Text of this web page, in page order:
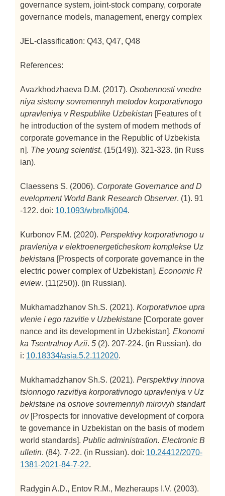
governance system, joint-stock company, corporate
governance models, management, energy complex
JEL-classification: Q43, Q47, Q48
References:
Avazkhodzhaeva D.M. (2017). Osobennosti vnedre
niya sistemy sovremennyh metodov korporativnogo
upravleniya v Respublike Uzbekistan [Features of t
he introduction of the system of modern methods of
corporate governance in the Republic of Uzbekista
n]. The young scientist. (15(149)). 321-323. (in Russ
ian).
Claessens S. (2006). Corporate Governance and D
evelopment World Bank Research Observer. (1). 91
-122. doi: 10.1093/wbro/lkj004.
Kurbonov F.M. (2020). Perspektivy korporativnogo u
pravleniya v elektroenergeticheskom komplekse Uz
bekistana [Prospects of corporate governance in the
electric power complex of Uzbekistan]. Economic R
eview. (11(250)). (in Russian).
Mukhamadzhanov Sh.S. (2021). Korporativnoe upra
vlenie i ego razvitie v Uzbekistane [Corporate gover
nance and its development in Uzbekistan]. Ekonomi
ka Tsentralnoy Azii. 5 (2). 207-224. (in Russian). do
i: 10.18334/asia.5.2.112020.
Mukhamadzhanov Sh.S. (2021). Perspektivy innova
tsionnogo razvitiya korporativnogo upravleniya v Uz
bekistane na osnove sovremennyh mirovyh standart
ov[Prospects for innovative development of corpora
te governance in Uzbekistan on the basis of modern
world standards]. Public administration. Electronic B
ulletin. (84). 7-22. (in Russian). doi: 10.24412/2070-
1381-2021-84-7-22.
Radygin A.D., Entov R.M., Mezheraups I.V. (2003).